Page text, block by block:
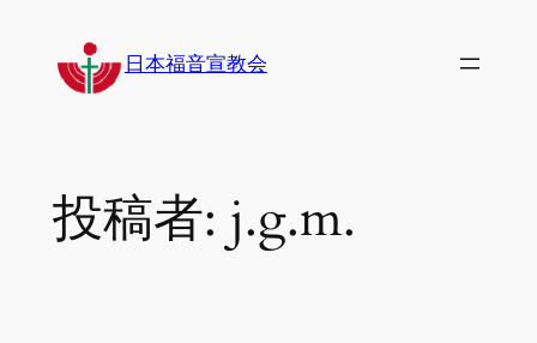
日本福音宣教会
投稿者: j.g.m.